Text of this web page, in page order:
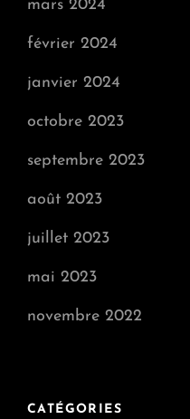
mars 2024
février 2024
janvier 2024
octobre 2023
septembre 2023
août 2023
juillet 2023
mai 2023
novembre 2022
CATÉGORIES